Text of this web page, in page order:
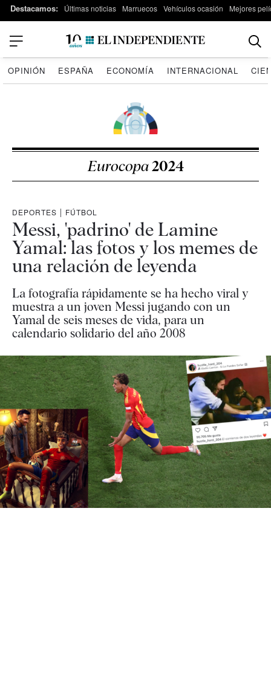
Destacamos: Últimas noticias Marruecos Vehículos ocasión Mejores
OPINIÓN ESPAÑA ECONOMÍA INTERNACIONAL
Eurocopa2024
DEPORTES | FÚTBOL
Messi, 'padrino' de Lamine
Yamal: las fotos y los memes de
una relación de leyenda
La fotografía rápidamente se ha hecho viral y
muestra a un joven Messi jugando con un
Yamal de seis meses de vida, para un
calendario solidario del año 2008